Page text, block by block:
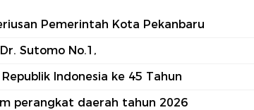
Pemerintah Kota Pekanbaru
Sutomo No.1,
Indonesia ke 45 Tahun
perangkat daerah tahun 2026